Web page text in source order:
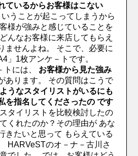
ているからお客様はこない
いうことが起こってしまうから
様が強みと感じていることを
んなお客様に来店してもらえ
ませんよね。
そこで、必要に
」1枚アンケ－トです。
トには、
お客様から見た強み
あります。
その質問はこうで
うなスタイリストがいるにも
を指名してくださったの です
タイリストを比較検討したの
くれたのか？ その理由が あな
きたいと思って もらえている
HARVeSTのオ－ナ－古川さ